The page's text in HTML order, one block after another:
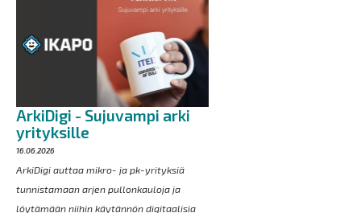
ArkiDigi - Sujuvampi arki
yrityksille
16.06.2026
ArkiDigi auttaa mikro- ja pk-yrityksiä
tunnistamaan arjen pullonkauloja ja
löytämään niihin käytännön digitaalisia